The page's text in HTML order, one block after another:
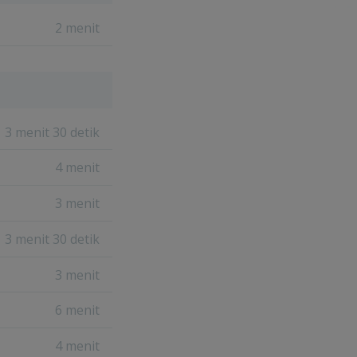
2 menit
3 menit 30 detik
4 menit
3 menit
3 menit 30 detik
3 menit
6 menit
4 menit